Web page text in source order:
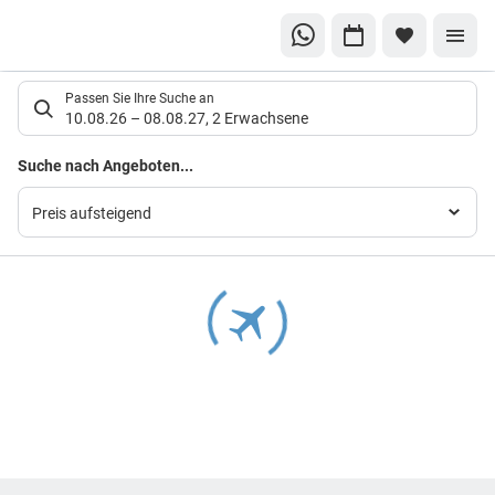
Suchlistenseite
Passen Sie Ihre Suche an
10.08.26 – 08.08.27, 2 Erwachsene
Suche nach Angeboten...
Preis aufsteigend